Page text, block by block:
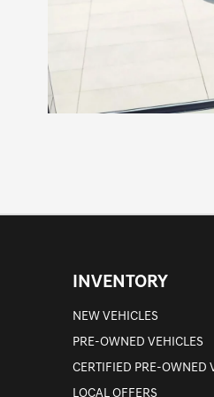
INVENTORY
NEW VEHICLES
PRE-OWNED VEHICLES
CERTIFIED PRE-OWNED
LOCAL OFFERS